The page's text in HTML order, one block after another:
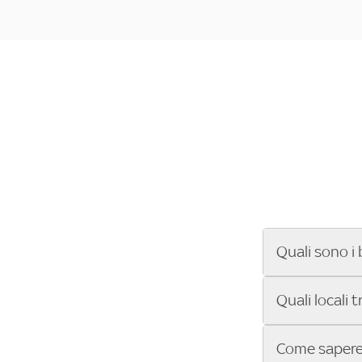
Quali sono i
Se cerchi un
ENILIVE, la
Sky Bar ti
Quali locali
Vuoi sapere
Come